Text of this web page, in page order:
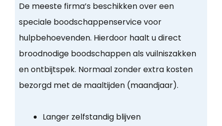
De meeste firma’s beschikken over een
speciale boodschappenservice voor
hulpbehoevenden. Hierdoor haalt u direct
broodnodige boodschappen als vuilniszakken
en ontbijtspek. Normaal zonder extra kosten
bezorgd met de maaltijden (maandjaar).
Langer zelfstandig blijven